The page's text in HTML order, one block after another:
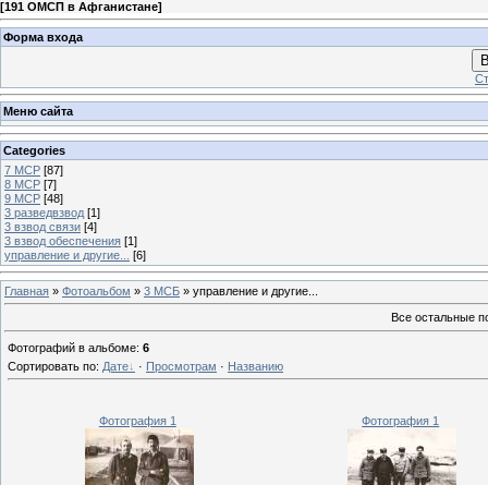
[191 ОМСП в Афганистане]
Форма входа
Меню сайта
Categories
7 МСР [87]
8 МСР [7]
9 МСР [48]
3 разведвзвод [1]
3 взвод связи [4]
3 взвод обеспечения [1]
управление и другие...
[6]
Главная » Фотоальбом » 3 МСБ » управление и другие...
Все остальные
Фотографий в альбоме: 6
Сортировать по: Дате · Просмотрам · Названию
Фотография 1 Фотография 1